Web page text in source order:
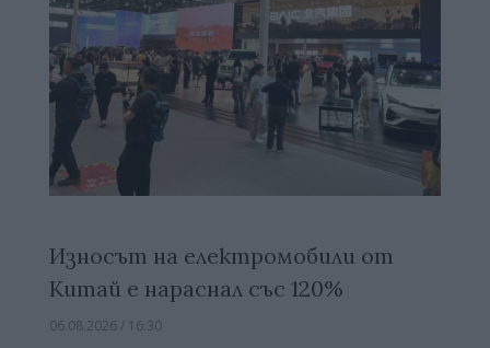
Износът на електромобили от
Китай е нараснал със 120%
06.08.2026 / 16:30